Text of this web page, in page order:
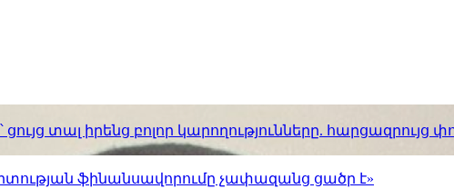
տալ իրենց բոլոր կարողությունները.
ֆինանսավորումը չափազանց ցածր է»